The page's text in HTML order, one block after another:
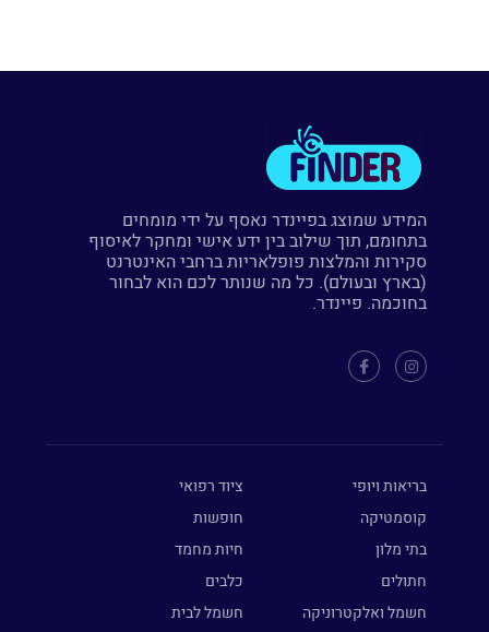
המידע שמוצג בפיינדר נאסף על ידי מומחים
בתחומם, תוך שילוב בין ידע אישי ומחקר לאיסוף
סקירות והמלצות פופלאריות ברחבי האינטרנט
(בארץ ובעולם). כל מה שנותר לכם הוא לבחור
בחוכמה. פיינדר.
בריאות ויופי
ציוד רפואי
קוסמטיקה
חופשות
בתי מלון
חיות מחמד
חתולים
כלבים
חשמל ואלקטרוניקה
חשמל לבית